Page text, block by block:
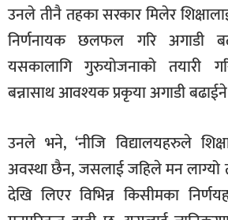
समाज
शिक्षा
विचार
उनले तीनै तहका सरकार मिलेर
निर्णनायक छलफल गरि अगाडी
यसकालागि गुरुयोजनाको तयारी
बन्नासाथ आवश्यक प्रकृया अगाडी
उनले भने, ‘नीजि विद्यालयहरुले
अवस्था छैन, जसलाई जहिले मन लाग्यो
देखि लिएर विभिन्न किसीमका